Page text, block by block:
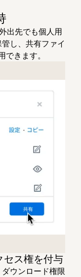
出先でも個人用
し、共有ファイ
きます。
セス権を付与
ウンロード権限